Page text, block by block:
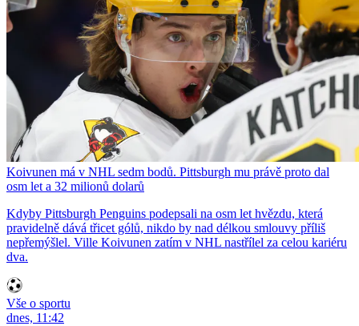
Koivunen má v NHL sedm bodů. Pittsburgh mu právě proto dal
osm let a 32 milionů dolarů
Kdyby Pittsburgh Penguins podepsali na osm let hvězdu, která
pravidelně dává třicet gólů, nikdo by nad délkou smlouvy příliš
nepřemýšlel. Ville Koivunen zatím v NHL nastřílel za celou kariéru
dva.
Vše o sportu
dnes, 11:42